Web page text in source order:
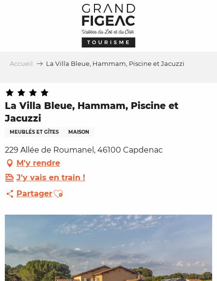
Accueil La Villa Bleue, Hammam, Piscine et Jacuzzi
La Villa Bleue, Hammam, Piscine et
Jacuzzi
MEUBLÉS ET GÎTES MAISON
229 Allée de Roumanel, 46100 Capdenac
M'y rendre
J'y vais en train !
PartagerAjouter aux favoris